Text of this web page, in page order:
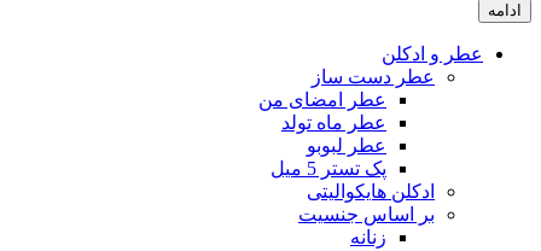
ادامه
عطر و ادکلن
عطر دست ساز
عطر امضای من
عطر ماه تولد
عطر لبوبو
پک تستر 5 میل
ادکلن هایکوالیتی
بر اساس جنسیت
زنانه